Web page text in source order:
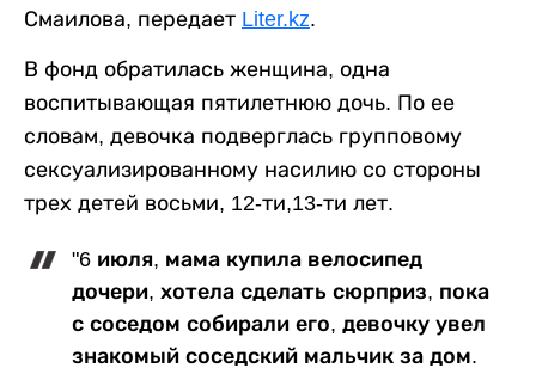
Смаилова, передает Liter.kz.
В фонд обратилась женщина, одна
воспитывающая пятилетнюю дочь. По ее
словам, девочка подверглась групповому
сексуализированному насилию со стороны
трех детей восьми, 12-ти,13-ти лет.
"6 июля, мама купила велосипед
дочери, хотела сделать сюрприз, пока
с соседом собирали его, девочку увел
знакомый соседский мальчик за дом.